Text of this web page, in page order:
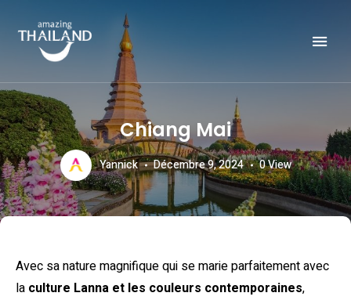
AMAZING THAILAND
Officiële website van de Toeristische Autoriteit van Thailand.
Chiang Mai
Yannick Décembre 9, 2024 0View
Avec sa nature magnifique qui se marie parfaitement avec
la culture Lanna et les couleurs contemporaines,